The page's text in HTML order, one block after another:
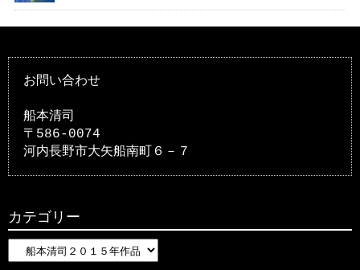
お問い合わせ
船本清司
〒586-0074
河内長野市大矢船南町６－７
カテゴリー